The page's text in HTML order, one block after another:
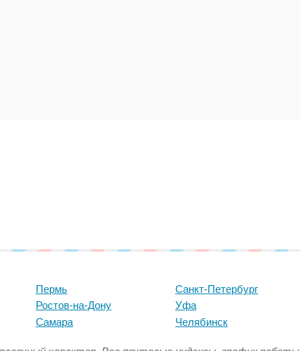
Пермь
Ростов-на-Дону
Самара
Санкт-Петербург
Уфа
Челябинск